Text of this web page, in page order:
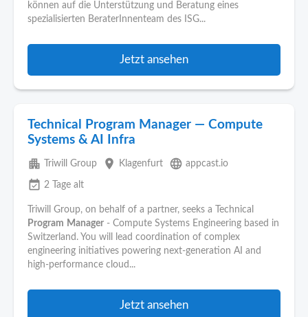
können auf die Unterstützung und Beratung eines
spezialisierten BeraterInnenteam des ISG...
Jetzt ansehen
Technical Program Manager — Compute
Systems & AI Infra
apartment Triwill Group place Klagenfurt language appcast.io
event_available 2 Tage alt
Triwill Group, on behalf of a partner, seeks a Technical
Program Manager - Compute Systems Engineering based in
Switzerland. You will lead coordination of complex
engineering initiatives powering next-generation AI and
high-performance cloud...
Jetzt ansehen